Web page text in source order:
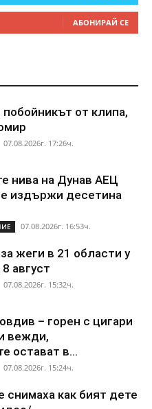
АБОНИРАЙ СЕ
от клипа,
07.08.2026г. 17:26ч.
нива на Дунав АЕЦ
издържи десетина
07.08.2026г. 16:53ч.
жеги в 21 области у
август
07.08.2026г. 15:32ч.
– горен с цигари
вежди,
остават в...
07.08.2026г. 15:24ч.
снимаха как бият дете